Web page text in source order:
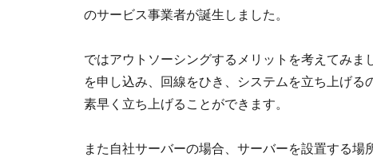
のサービス事業者が誕生しました。
ではアウトソーシングするメリットを考えてみ
を申し込み、回線をひき、システムを立ち上げる
素早く立ち上げることができます。
また自社サーバーの場合、サーバーを設置する